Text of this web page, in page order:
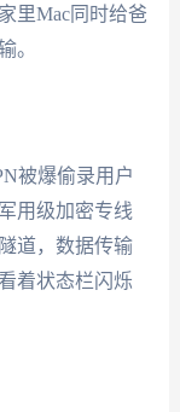
里Mac同时给爸
。
被爆偷录用户
用级加密专线
道，数据传输
着状态栏闪烁